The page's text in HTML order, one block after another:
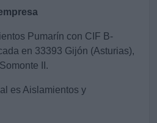
Pumarín con CIF B-
en 33393 Gijón (Asturias),
II.
es Aislamientos y